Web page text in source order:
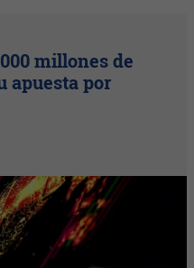
millones de
apuesta por